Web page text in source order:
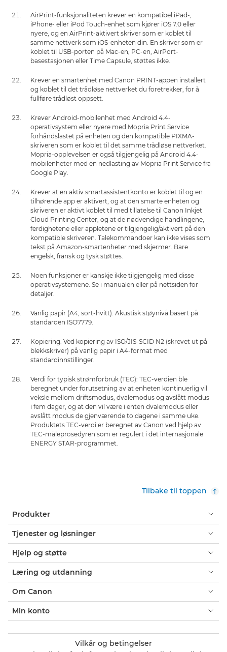
AirPrint-funksjonaliteten krever en kompatibel iPad-,
iPhone- eller iPod Touch-enhet som kjører iOS 7.0 eller
nyere, og en AirPrint-aktivert skriver som er koblet til
samme nettverk som iOS-enheten din. En skriver som er
koblet til USB-porten på Mac-en, PC-en, AirPort-
basestasjonen eller Time Capsule, støttes ikke.
Krever en smartenhet med Canon PRINT-appen installert
og koblet til det trådløse nettverket du foretrekker, for å
fullføre trådløst oppsett.
Krever Android-mobilenhet med Android 4.4-
operativsystem eller nyere med Mopria Print Service
forhåndslastet på enheten og den kompatible PIXMA-
skriveren som er koblet til det samme trådløse nettverket.
Mopria-opplevelsen er også tilgjengelig på Android 4.4-
mobilenheter med en nedlasting av Mopria Print Service fra
Google Play.
Krever at en aktiv smartassistentkonto er koblet til og en
tilhørende app er aktivert, og at den smarte enheten og
skriveren er aktivt koblet til med tillatelse til Canon Inkjet
Cloud Printing Center, og at de nødvendige handlingene,
ferdighetene eller appletene er tilgjengelig/aktivert på den
kompatible skriveren. Talekommandoer kan ikke vises som
tekst på Amazon-smartenheter med skjermer. Bare
engelsk, fransk og tysk støttes.
Noen funksjoner er kanskje ikke tilgjengelig med disse
operativsystemene. Se i manualen eller på nettsiden for
detaljer.
Vanlig papir (A4, sort-hvitt). Akustisk støynivå basert på
standarden ISO7779.
Kopiering: Ved kopiering av ISO/JIS-SCID N2 (skrevet ut på
blekkskriver) på vanlig papir i A4-format med
standardinnstillinger.
Verdi for typisk strømforbruk (TEC): TEC-verdien ble
beregnet under forutsetning av at enheten kontinuerlig vil
veksle mellom driftsmodus, dvalemodus og avslått modus
i fem dager, og at den vil være i enten dvalemodus eller
avslått modus de gjenværende to dagene i samme uke.
Produktets TEC-verdi er beregnet av Canon ved hjelp av
TEC-måleprosedyren som er regulert i det internasjonale
ENERGY STAR-programmet.
Tilbake til toppen
Produkter
Tjenester og løsninger
Hjelp og støtte
Læring og utdanning
Om Canon
Min konto
Vilkår og betingelser